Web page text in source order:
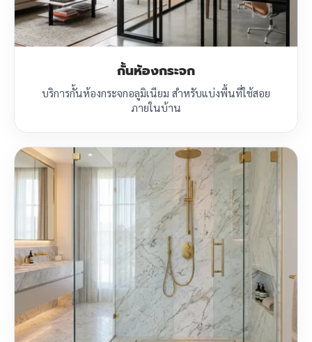
กั้นห้องกระจก
บริการกั้นห้องกระจกอลูมิเนียม สำหรับแบ่งพื้นที่ใช้สอย
ภายในบ้าน